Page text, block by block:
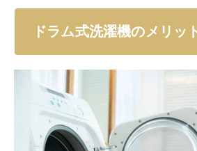
ここからは、ドラム式洗濯機を使用
メリットについて解説していきます
洗い方が衣類に優しい
ドラム式洗濯機の最大のメリットの